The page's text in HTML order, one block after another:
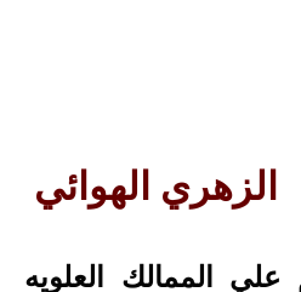
الزهري الهوائي
الممالك العلويه